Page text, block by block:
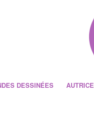
DESSINÉES